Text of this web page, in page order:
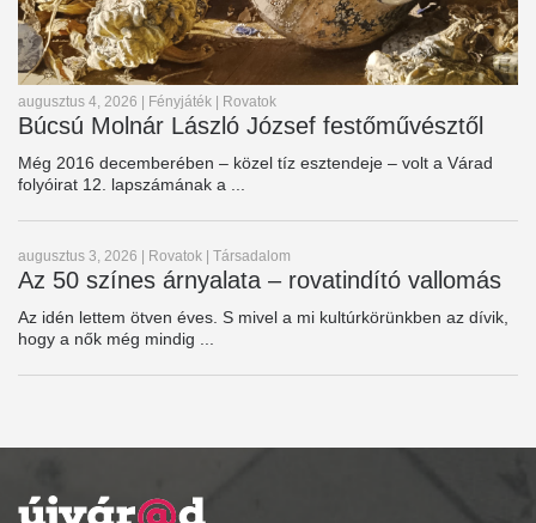
augusztus 4, 2026 Fényjáték Rovatok
Búcsú Molnár László József festőművésztől
Még 2016 decemberében – közel tíz esztendeje – volt a Várad
folyóirat 12. lapszámának a ...
augusztus 3, 2026 Rovatok Társadalom
Az 50 színes árnyalata – rovatindító vallomás
Az idén lettem ötven éves. S mivel a mi kultúrkörünkben az dívik,
hogy a nők még mindig ...